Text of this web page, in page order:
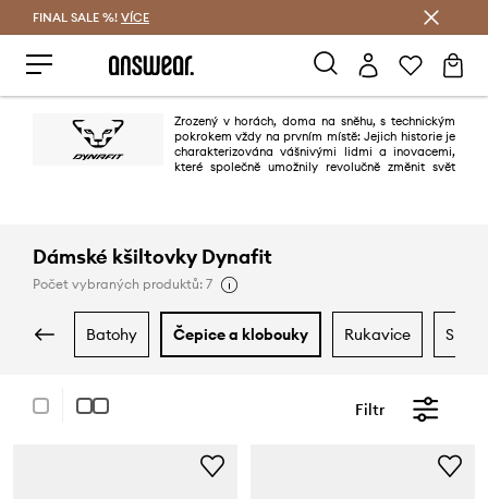
FINAL SALE %! VÍCE
Zrozený v horách, doma na sněhu, s technickým
pokrokem vždy na prvním místě: Jejich historie je
charakterizována vášnivými lidmi a inovacemi,
které společně umožnily revolučně změnit svět
Dámské kšiltovky Dynafit
Počet vybraných produktů: 7
batohy čepice a klobouky rukavice
Filtr